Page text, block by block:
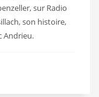
sur Radio
son histoire,
Andrieu.